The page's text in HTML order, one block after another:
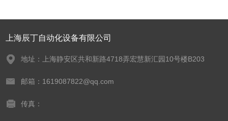
上海辰丁自动化设备有限公司
地址：上海静安区共和新路4718弄宏慧新汇园10号楼B203
邮箱：1619087822@qq.com
传真：